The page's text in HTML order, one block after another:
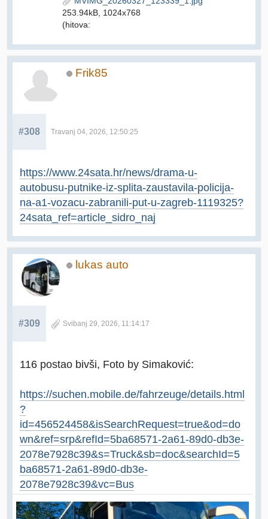
253.94kB, 1024x768
(hitova:
Frik85
#308 Travanj 04, 2026, 12:50:25
https://www.24sata.hr/news/drama-u-
autobusu-putnike-iz-splita-zaustavila-policija-
na-a1-vozacu-zabranili-put-u-zagreb-1119325?
24sata_ref=article_sidro_naj
lukas auto
#309 Svibanj 29, 2026, 11:14:17
116 postao bivši, Foto by Simaković:
https://suchen.mobile.de/fahrzeuge/details.html
?
id=456524458&isSearchRequest=true&od=do
wn&ref=srp&refId=5ba68571-2a61-89d0-db3e-
2078e7928c39&s=Truck&sb=doc&searchId=5
ba68571-2a61-89d0-db3e-
2078e7928c39&vc=Bus